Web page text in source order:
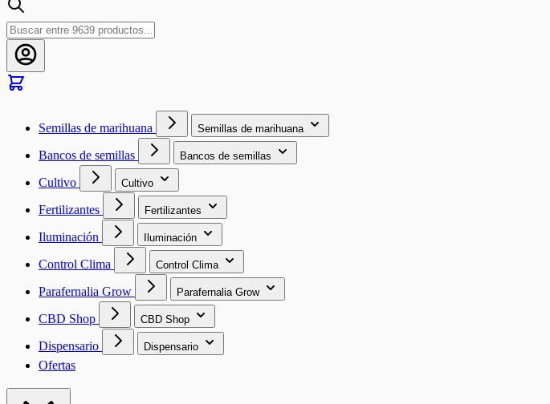
Semillas de marihuana Semillas de marihuana
Bancos de semillas Bancos de semillas
Cultivo Cultivo
Fertilizantes Fertilizantes
Iluminación Iluminación
Control Clima Control Clima
Parafernalia Grow Parafernalia Grow
CBD Shop CBD Shop
Dispensario Dispensario
Ofertas